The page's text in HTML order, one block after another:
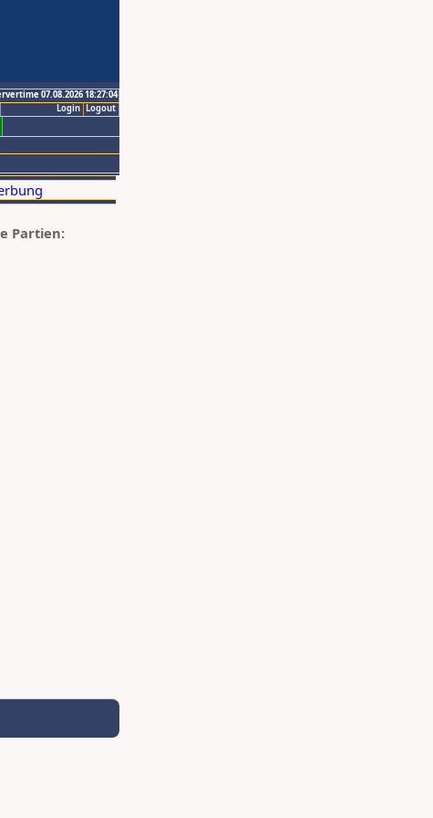
07.08.2026 18:27:04
Logout
Login
Partien: